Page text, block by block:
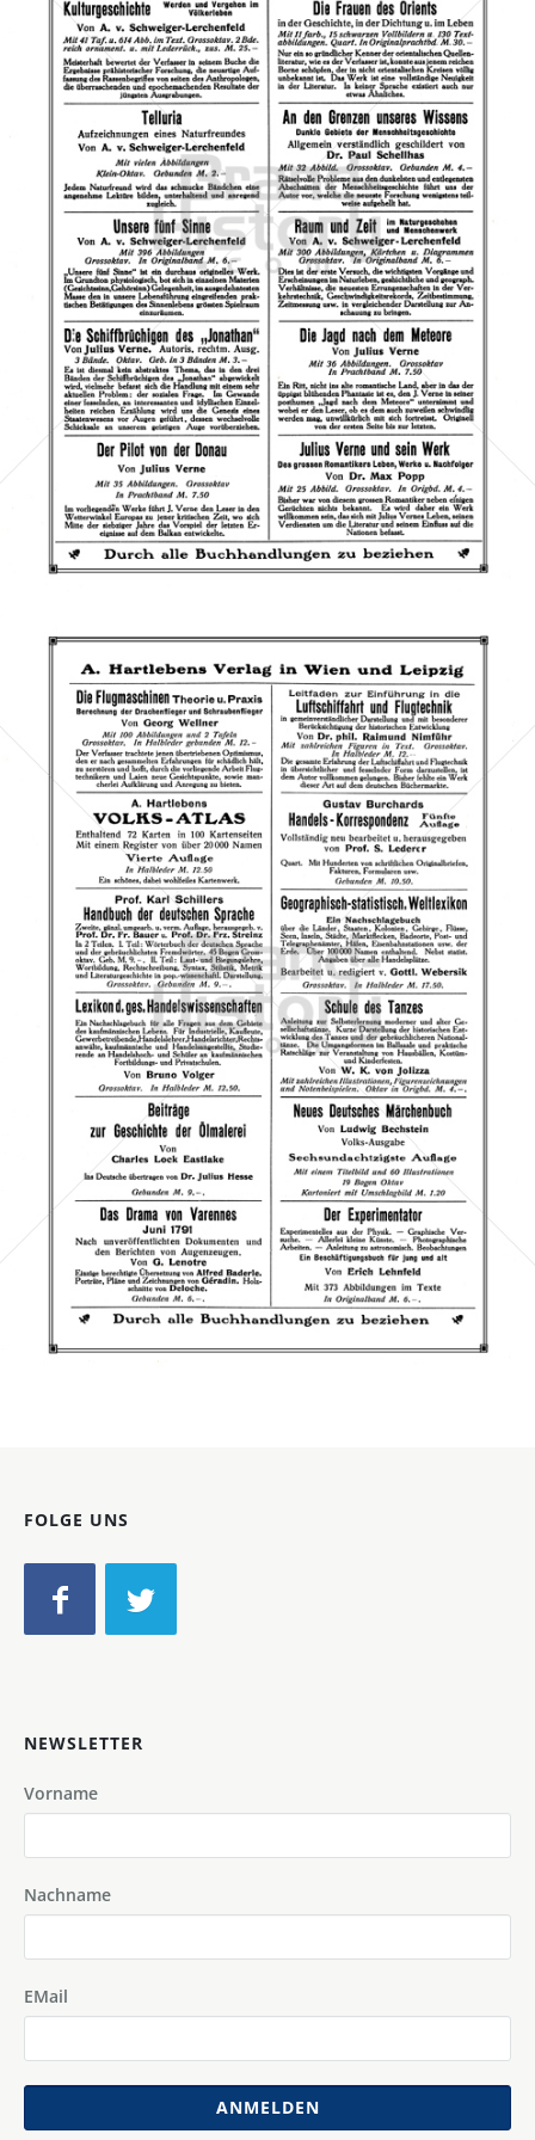
A. Hartleben, Wien-Leipzig Azzrael's Bookshop 1909
Bild-ID: 67816
A. Hartleben, Wien-Leipzig Azzrael's Bookshop 1909
Bild-ID: 67817
FOLGE UNS
NEWSLETTER
Vorname
Nachname
EMail
ANMELDEN